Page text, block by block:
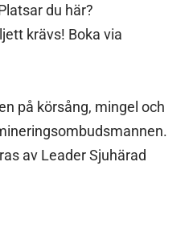
du här?
krävs! Boka via
på körsång, mingel och
av Leader Sjuhärad